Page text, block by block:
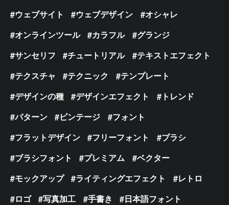
ウェブサイト
ウェブデザイン
オシャレ
オンラインツール
カラフル
グランジ
サンセリフ
チュートリアル
テキストエフェクト
テクスチャ
テクニック
テンプレート
デザインの種
デザインエフェクト
トレンド
パターン
ビンテージ
フォント
フラットデザイン
フリーフォント
ブラシ
ブラシフォント
プレミアム
ベクター
モックアップ
ライティングエフェクト
レトロ
ロゴ
写真加工 手書き
日本語フォント